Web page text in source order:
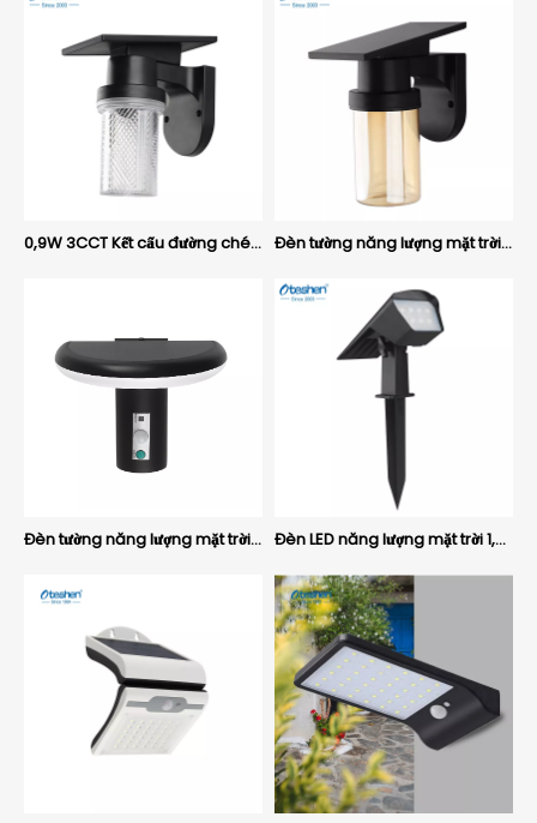
0,9W 3CCT Kết cấu đường chéo ABS LED Đèn tường năng lượng mặt trời, Đèn sân vườn ngoài trời điều khiển từ xa IP54 Oteshen SL1932DT Đèn tường năng lượng mặt trời LED ABS trong suốt 0,9W 3CCT màu hổ phách, Đèn sân vườn ngoài trời điều khiển từ xa IP54 Oteshen SL1932ET
Đèn tường năng lượng mặt trời LED ABS hình bán nguyệt 1.8W 3CCT, Đèn sân vườn ngoài trời điều khiển từ xa IP54 Oteshen SL1933 Đèn LED năng lượng mặt trời 1,3W 3CCT ABS 2 trong 1, IP65 Mặt đất & gắn tường Đèn chiếu sáng cảnh quan ngoài trời Oteshen SL1931 / SL1931T